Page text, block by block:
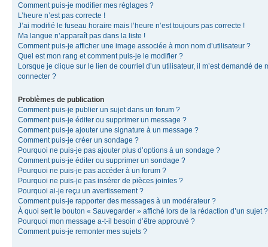
Comment puis-je modifier mes réglages ?
L’heure n’est pas correcte !
J’ai modifié le fuseau horaire mais l’heure n’est toujours pas correcte !
Ma langue n’apparaît pas dans la liste !
Comment puis-je afficher une image associée à mon nom d’utilisateur ?
Quel est mon rang et comment puis-je le modifier ?
Lorsque je clique sur le lien de courriel d’un utilisateur, il m’est demandé de
connecter ?
Problèmes de publication
Comment puis-je publier un sujet dans un forum ?
Comment puis-je éditer ou supprimer un message ?
Comment puis-je ajouter une signature à un message ?
Comment puis-je créer un sondage ?
Pourquoi ne puis-je pas ajouter plus d’options à un sondage ?
Comment puis-je éditer ou supprimer un sondage ?
Pourquoi ne puis-je pas accéder à un forum ?
Pourquoi ne puis-je pas insérer de pièces jointes ?
Pourquoi ai-je reçu un avertissement ?
Comment puis-je rapporter des messages à un modérateur ?
À quoi sert le bouton « Sauvegarder » affiché lors de la rédaction d’un sujet ?
Pourquoi mon message a-t-il besoin d’être approuvé ?
Comment puis-je remonter mes sujets ?